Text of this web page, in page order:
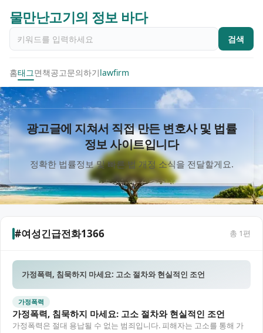
물만난고기의 정보 바다
검색
홈태그면책공고문의하기lawfirm
광고글에 지쳐서 직접 만든 변호사 및 법률
정보 사이트입니다
정확한 법률정보 및 빠른 법 개정 소식을 전달할게요.
#여성긴급전화1366 총 1편
가정폭력, 침묵하지 마세요: 고소 절차와 현실적인 조언
가정폭력
가정폭력, 침묵하지 마세요: 고소 절차와 현실적인 조언
가정폭력은 절대 용납될 수 없는 범죄입니다. 피해자는 고소를 통해 가